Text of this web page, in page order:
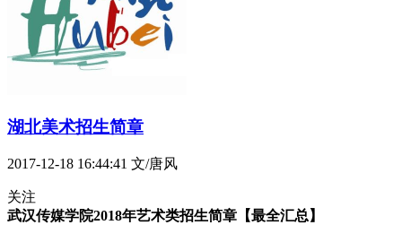
湖北美术招生简章
2017-12-18 16:44:41 文/唐风
关注
武汉传媒学院2018年艺术类招生简章【最全汇总】